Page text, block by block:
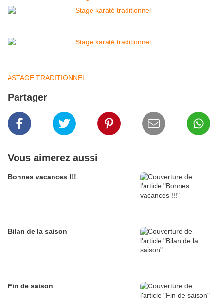
#STAGE TRADITIONNEL
Partager
Vous aimerez aussi
Bonnes vacances !!!
Bilan de la saison
Fin de saison